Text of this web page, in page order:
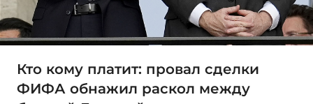
Кто кому платит: провал сделки
ФИФА обнажил раскол между